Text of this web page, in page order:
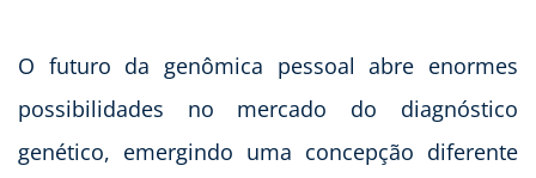
O futuro da genômica pessoal abre enormes
possibilidades no mercado do diagnóstico
genético, emergindo uma concepção diferente